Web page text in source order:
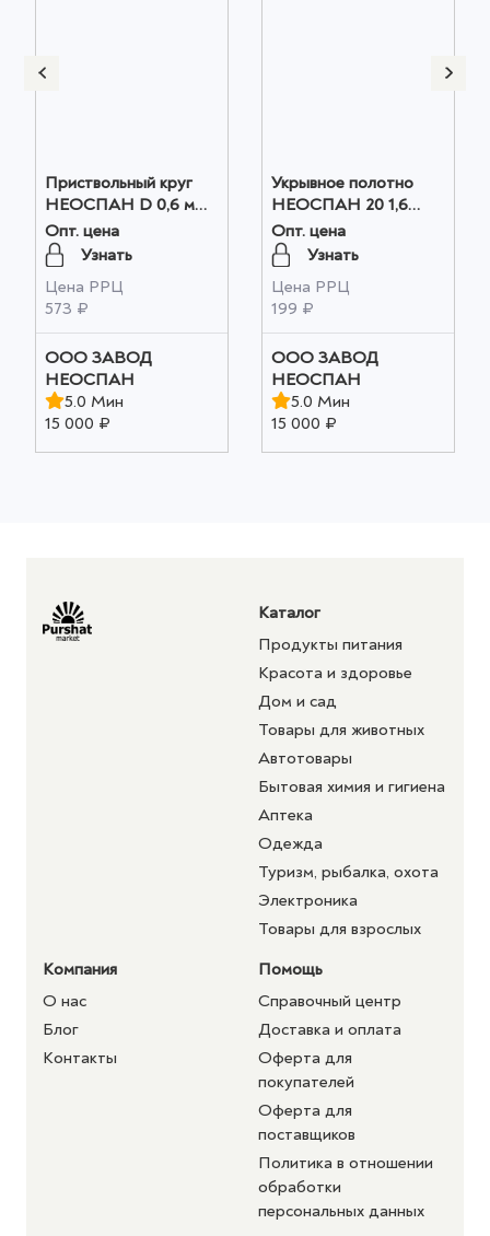
Приствольный круг
НЕОСПАН D 0,6 м
10шт. в наборе оптом
Опт. цена
Узнать
Цена РРЦ
573 ₽
ООО ЗАВОД
НЕОСПАН
5.0 Мин
15 000 ₽
Укрывное полотно
НЕОСПАН 20 1,6
оптом
Опт. цена
Узнать
Цена РРЦ
199 ₽
ООО ЗАВОД
НЕОСПАН
5.0 Мин
15 000 ₽
Каталог
Продукты питания
Красота и здоровье
Дом и сад
Товары для животных
Автотовары
Бытовая химия и гигиена
Аптека
Одежда
Туризм, рыбалка, охота
Электроника
Товары для взрослых
Компания
О нас
Блог
Контакты
Помощь
Справочный центр
Доставка и оплата
Оферта для
покупателей
Оферта для
поставщиков
Политика в отношении
обработки
персональных данных